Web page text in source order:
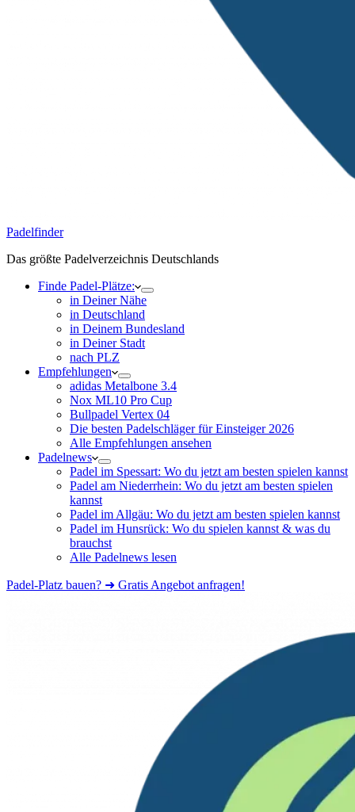
Padelfinder
Das größte Padelverzeichnis Deutschlands
Finde Padel-Plätze:
in Deiner Nähe
in Deutschland
in Deinem Bundesland
in Deiner Stadt
nach PLZ
Empfehlungen
adidas Metalbone 3.4
Nox ML10 Pro Cup
Bullpadel Vertex 04
Die besten Padelschläger für Einsteiger 2026
Alle Empfehlungen ansehen
Padelnews
Padel im Spessart: Wo du jetzt am besten spielen kannst
Padel am Niederrhein: Wo du jetzt am besten spielen
kannst
Padel im Allgäu: Wo du jetzt am besten spielen kannst
Padel im Hunsrück: Wo du spielen kannst & was du
brauchst
Alle Padelnews lesen
Padel-Platz bauen? ➜ Gratis Angebot anfragen!